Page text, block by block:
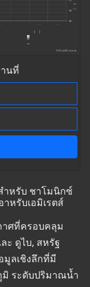
นที่
ำหรับ ชาโมนิกซ์
าหรับเอมิเรตส์
าศที่ครอบคลุม
ะ ดูไบ, สหรัฐ
มูลเชิงลึกที่มี
ระดับปริมาณน้ำ